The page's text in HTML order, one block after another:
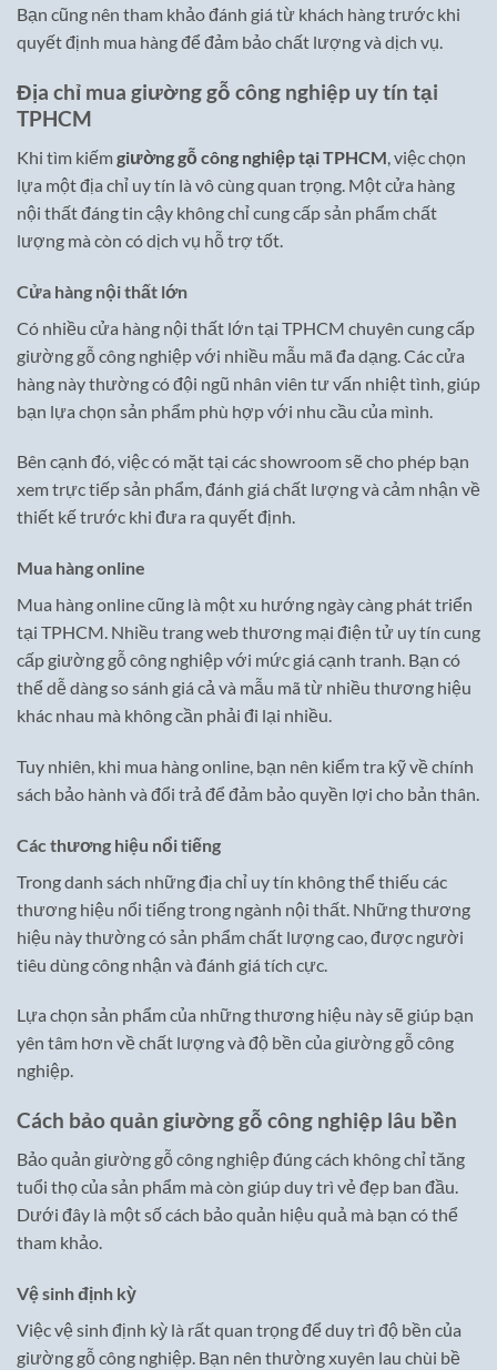
Bạn cũng nên tham khảo đánh giá từ khách hàng trước khi
quyết định mua hàng để đảm bảo chất lượng và dịch vụ.
Địa chỉ mua giường gỗ công nghiệp uy tín tại
TPHCM
Khi tìm kiếmgiường gỗ công nghiệp tại TPHCM , việc chọn
lựa một địa chỉ uy tín là vô cùng quan trọng. Một cửa hàng
nội thất đáng tin cậy không chỉ cung cấp sản phẩm chất
lượng mà còn có dịch vụ hỗ trợ tốt.
Cửa hàng nội thất lớn
Có nhiều cửa hàng nội thất lớn tại TPHCM chuyên cung cấp
giường gỗ công nghiệp với nhiều mẫu mã đa dạng. Các cửa
hàng này thường có đội ngũ nhân viên tư vấn nhiệt tình, giúp
bạn lựa chọn sản phẩm phù hợp với nhu cầu của mình.
Bên cạnh đó, việc có mặt tại các showroom sẽ cho phép bạn
xem trực tiếp sản phẩm, đánh giá chất lượng và cảm nhận về
thiết kế trước khi đưa ra quyết định.
Mua hàng online
Mua hàng online cũng là một xu hướng ngày càng phát triển
tại TPHCM. Nhiều trang web thương mại điện tử uy tín cung
cấp giường gỗ công nghiệp với mức giá cạnh tranh. Bạn có
thể dễ dàng so sánh giá cả và mẫu mã từ nhiều thương hiệu
khác nhau mà không cần phải đi lại nhiều.
Tuy nhiên, khi mua hàng online, bạn nên kiểm tra kỹ về chính
sách bảo hành và đổi trả để đảm bảo quyền lợi cho bản thân.
Các thương hiệu nổi tiếng
Trong danh sách những địa chỉ uy tín không thể thiếu các
thương hiệu nổi tiếng trong ngành nội thất. Những thương
hiệu này thường có sản phẩm chất lượng cao, được người
tiêu dùng công nhận và đánh giá tích cực.
Lựa chọn sản phẩm của những thương hiệu này sẽ giúp bạn
yên tâm hơn về chất lượng và độ bền của giường gỗ công
nghiệp.
Cách bảo quản giường gỗ công nghiệp lâu bền
Bảo quản giường gỗ công nghiệp đúng cách không chỉ tăng
tuổi thọ của sản phẩm mà còn giúp duy trì vẻ đẹp ban đầu.
Dưới đây là một số cách bảo quản hiệu quả mà bạn có thể
tham khảo.
Vệ sinh định kỳ
Việc vệ sinh định kỳ là rất quan trọng để duy trì độ bền của
giường gỗ công nghiệp. Bạn nên thường xuyên lau chùi bề